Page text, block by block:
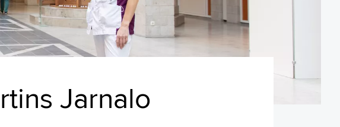
Jarnalo